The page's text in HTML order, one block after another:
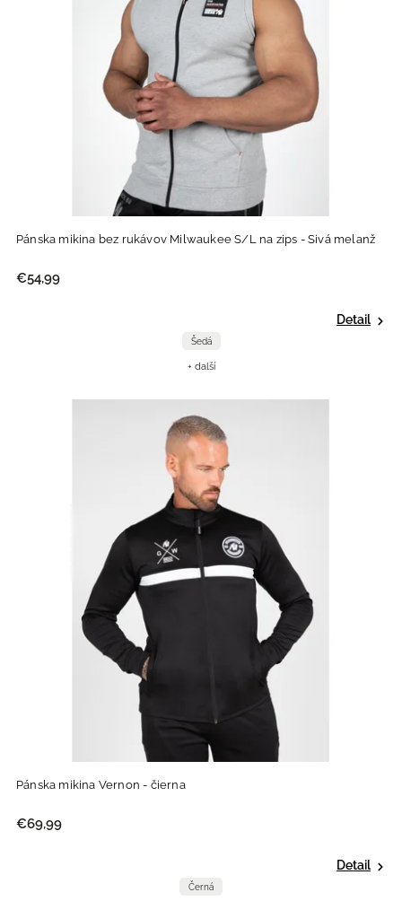
Pánska mikina bez rukávov Milwaukee S/L na zips - Sivá melanž
€54,99
Detail
Šedá
+ další
Pánska mikina Vernon - čierna
€69,99
Detail
Černá